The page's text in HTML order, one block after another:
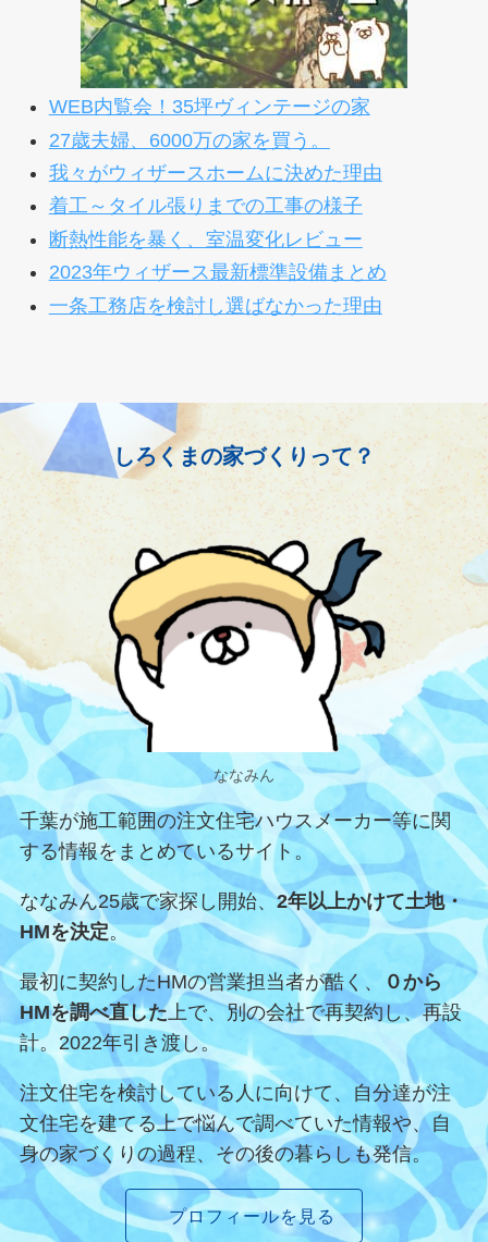
WEB内覧会！35坪ヴィンテージの家
27歳夫婦、6000万の家を買う。
我々がウィザースホームに決めた理由
着工～タイル張りまでの工事の様子
断熱性能を暴く、室温変化レビュー
2023年ウィザース最新標準設備まとめ
一条工務店を検討し選ばなかった理由
しろくまの家づくりって？
ななみん
千葉が施工範囲の注文住宅ハウスメーカー等に関
する情報をまとめているサイト。
ななみん25歳で家探し開始、2年以上かけて土地・
HMを決定。
最初に契約したHMの営業担当者が酷く、
０から
HMを調べ直した上で、別の会社で再契約し、再設
計。2022年引き渡し。
注文住宅を検討している人に向けて、自分達が注
文住宅を建てる上で悩んで調べていた情報や、 自
身の家づくりの過程、その後の暮らしも発信。
プロフィールを見る